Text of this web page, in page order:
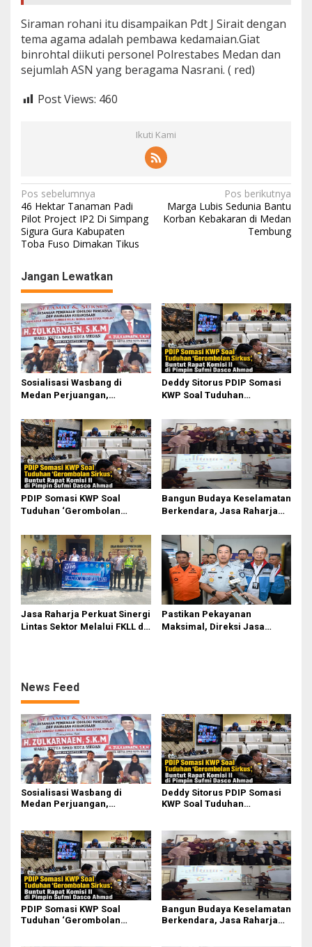
Siraman rohani itu disampaikan Pdt J Sirait dengan
tema agama adalah pembawa kedamaian.Giat
binrohtal diikuti personel Polrestabes Medan dan
sejumlah ASN yang beragama Nasrani. ( red)
Post Views: 460
Ikuti Kami
N
a
v
g
a
s
i
p
o
s
Pos sebelumnya
46 Hektar Tanaman Padi
Pilot Project IP2 Di Simpang
Sigura Gura Kabupaten
Toba Fuso Dimakan Tikus
Pos berikutnya
Marga Lubis Sedunia Bantu
Korban Kebakaran di Medan
Tembung
Jangan Lewatkan
Sosialisasi Wasbang di
Medan Perjuangan,
Perjuangkan Ruang Bermain
Anak
Deddy Sitorus PDIP Somasi
KWP Soal Tuduhan
Rapat Komisi II Dipimpin
Sufmi Dasco Ahmad
PDIP Somasi KWP Soal
Tuduhan ‘Gerombolan
II Dipimpin Sufmi Dasco
Ahmad
Bangun Budaya Keselamatan
Berkendara, Jasa Raharja
Pasifik Medan Industri
Jasa Raharja Perkuat Sinergi
Lintas Sektor Melalui FKLL di
Pastikan Pekayanan
Maksimal, Direksi Jasa
News Feed
Sosialisasi Wasbang di
Medan Perjuangan,
Anak
Deddy Sitorus PDIP Somasi
KWP Soal Tuduhan
Sufmi Dasco Ahmad
PDIP Somasi KWP Soal
Tuduhan ‘Gerombolan
Bangun Budaya Keselamatan
Berkendara, Jasa Raharja